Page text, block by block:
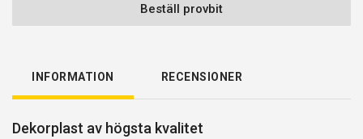
Beställ provbit
INFORMATION RECENSIONER
Dekorplast av högsta kvalitet